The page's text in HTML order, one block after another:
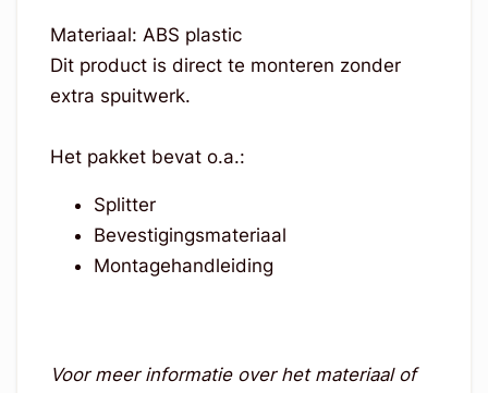
Materiaal: ABS plastic
Dit product is direct te monteren zonder
extra spuitwerk.
Het pakket bevat o.a.:
Splitter
Bevestigingsmateriaal
Montagehandleiding
Voor meer informatie over het materiaal of